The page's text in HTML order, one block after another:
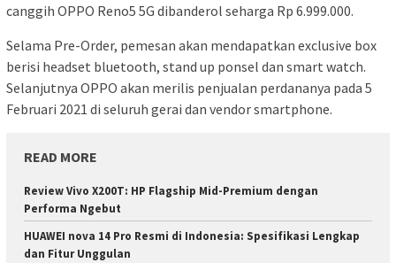
canggih OPPO Reno5 5G dibanderol seharga Rp 6.999.000.
Selama Pre-Order, pemesan akan mendapatkan exclusive box
berisi headset bluetooth, stand up ponsel dan smart watch.
Selanjutnya OPPO akan merilis penjualan perdananya pada 5
Februari 2021 di seluruh gerai dan vendor smartphone.
READ MORE
Review Vivo X200T: HP Flagship Mid-Premium dengan
Performa Ngebut
HUAWEI nova 14 Pro Resmi di Indonesia: Spesifikasi Lengkap
dan Fitur Unggulan